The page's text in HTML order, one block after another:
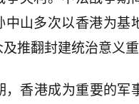
中山多次以香港为
推翻封建统治意义重
，香港成为重要的军